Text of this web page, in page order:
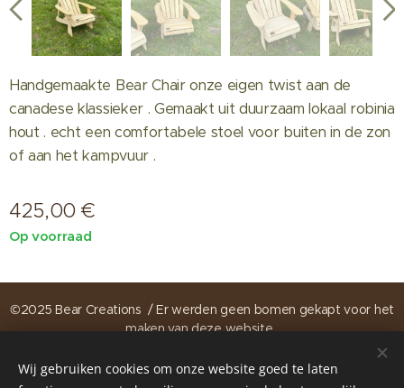
Handgemaakte Bear Chair onze eigen twist aan de
canadese klassieker . Gemaakt uit duurzaam lokaal robinia
hout . echt een comfortabele stoel voor buiten in de zon
of aan het kampvuur .
425,00 €
Op voorraad
©2025 Bear Creations / Er werden geen bomen gekapt voor het
maken van deze website .
https://www.instagram.com/bearcreations.be Cookies
Wij gebruiken cookies om onze website goed te laten